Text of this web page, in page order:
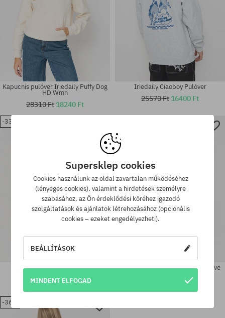
Elérhető méretek:
Elérhető méretek:
Kapucnis pulóver Iriedaily Puffy Dog
HD Wmn
28310 Ft 18240 Ft
Elérhető méretek:
Iriedaily Ciaoboy Pulóver
25570 Ft 16400 Ft
-33%
Iriedaily Round Flag HD Wmn
27400 Ft 18240 Ft
Kapucnis pulóver Iriedaily No Love
19150 Ft
-36%
Supersklep cookies
Cookies használunk az oldal zavartalan működéséhez
(lényeges cookies), valamint a hirdetések személyre
szabásához, az Ön érdeklődési köréhez igazodó
szolgáltatások és ajánlatok létrehozásához (opcionális
cookies – ezeket engedélyezheti).
BEÁLLÍTÁSOK
MINDENT ELFOGAD